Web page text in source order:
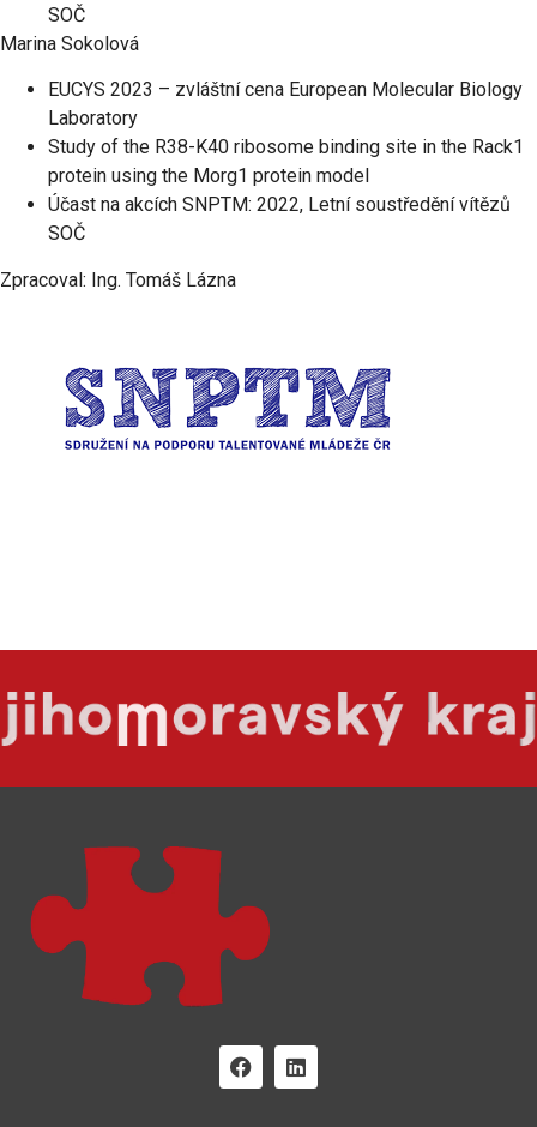
SOČ
Marina Sokolová
EUCYS 2023 – zvláštní cena European Molecular Biology
Laboratory
Study of the R38-K40 ribosome binding site in the Rack1
protein using the Morg1 protein model
Účast na akcích SNPTM: 2022, Letní soustředění vítězů
SOČ
Zpracoval: Ing. Tomáš Lázna